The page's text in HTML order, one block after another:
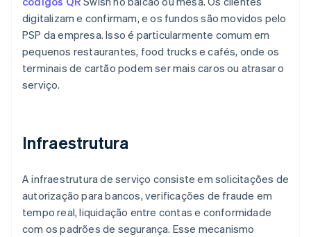
digitalizam e confirmam, e os fundos são movidos pelo
PSP da empresa. Isso é particularmente comum em
pequenos restaurantes, food trucks e cafés, onde os
terminais de cartão podem ser mais caros ou atrasar o
serviço.
Infraestrutura
A infraestrutura de serviço consiste em solicitações de
autorização para bancos, verificações de fraude em
tempo real, liquidação entre contas e conformidade
com os padrões de segurança. Esse mecanismo